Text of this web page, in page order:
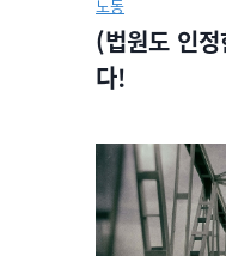
노동
(법원도 인
다!